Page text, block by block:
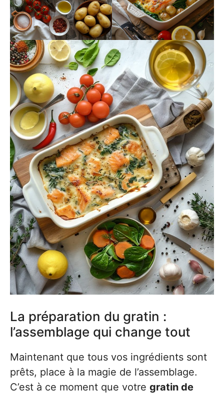
La préparation du gratin :
l’assemblage qui change tout
Maintenant que tous vos ingrédients sont
prêts, place à la magie de l’assemblage.
C’est à ce moment que votre gratin de